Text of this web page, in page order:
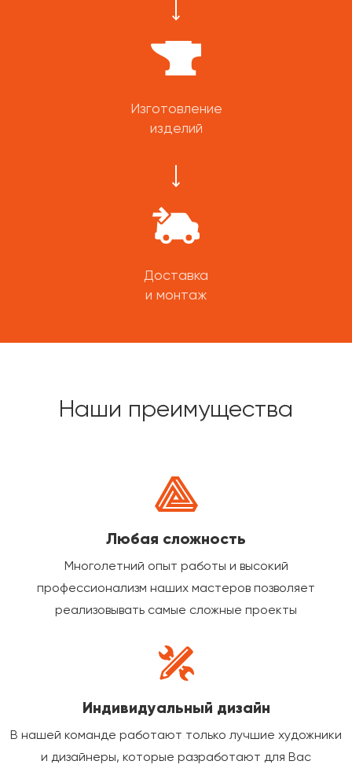
Изготовление
изделий
Доставка
и монтаж
Наши преимущества
Любая сложность
Многолетний опыт работы и высокий
профессионализм наших мастеров позволяет
реализовывать самые сложные проекты
Индивидуальный дизайн
В нашей команде работают только лучшие художники
и дизайнеры, которые разработают для Вас